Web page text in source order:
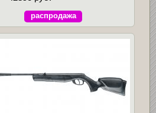
распродажа